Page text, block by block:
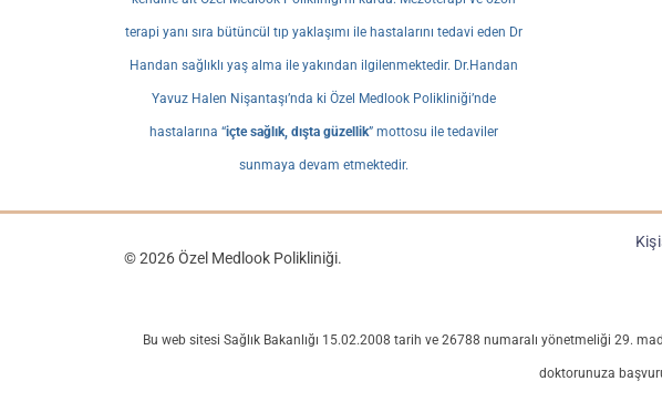
terapi yanı sıra bütüncül tıp yaklaşımı ile hastalarını tedavi eden Dr
Handan sağlıklı yaş alma ile yakından ilgilenmektedir. Dr.Handan
Yavuz Halen Nişantaşı’nda ki Özel Medlook Polikliniği’nde
hastalarına “içte sağlık, dışta güzellik” mottosu ile tedaviler
sunmaya devam etmektedir.
© 2026 Özel Medlook Polikliniği.
Bu web sitesi Sağlık Bakanlığı 15.02.2008 tarih ve 26788 numaralı yönetmeliği 29.
doktorunuza